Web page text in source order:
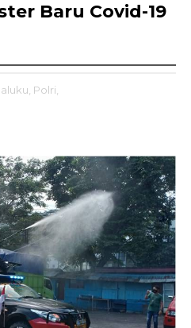
Baru Covid-19
Polri,